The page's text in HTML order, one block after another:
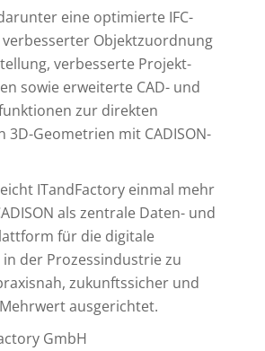
eine optimierte IFC-
Objektzuordnung
verbesserte Projekt-
sowie erweiterte CAD- und
zur direkten
3D-Geometrien mit CADISON-
ITandFactory einmal mehr
als zentrale Daten- und
für die digitale
der Prozessindustrie zu
zukunftssicher und
ausgerichtet.
GmbH